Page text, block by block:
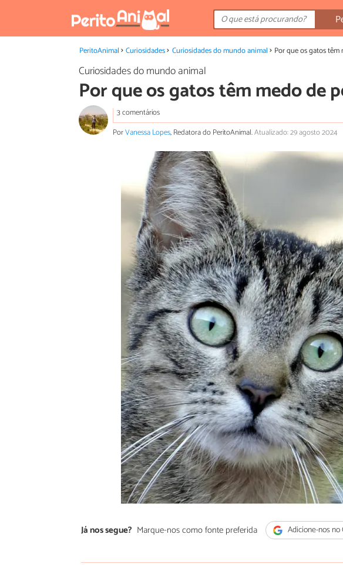
PeritoAnimal Curiosidades Curiosidades do mundo animal Por que os gatos
Curiosidades do mundo animal
Por que os gatos têm medo de
3 comentários
PorVanessa Lopes, Redatora do PeritoAnimal.Atualizado: 29 agosto 2024
Já nos segue? Marque-nos como fonte preferida Adicione-nos no